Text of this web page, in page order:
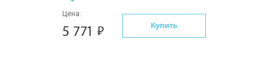
Цена:
5 771 Купить